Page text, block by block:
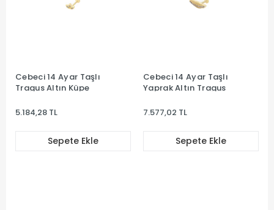
Cebeci 14 Ayar Taşlı
Tragus Altın Küpe
5.184,28 TL
Sepete Ekle
Cebeci 14 Ayar Taşlı
Yaprak Altın Tragus
7.577,02 TL
Sepete Ekle